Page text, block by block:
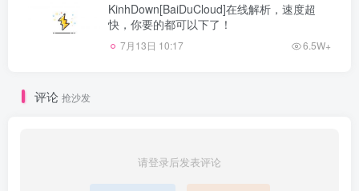
KinhDown[BaiDuCloud]在线解析，速度超
快，你要的都可以下了！
7月13日 10:17 6.5W+
评论 抢沙发
请登录后发表评论